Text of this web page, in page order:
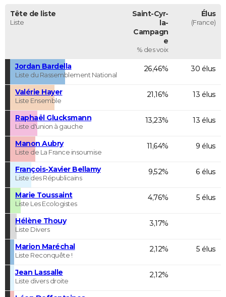
Tête de liste
Liste
Saint-Cyr-
la-
Campagn
e
% des voix
Élus
(France)
Jordan Bardella
Liste du Rassemblement National
26,46% 30 élus
Valérie Hayer
Liste Ensemble
21,16% 13 élus
Raphaël Glucksmann
Liste d'union à gauche
13,23% 13 élus
Manon Aubry
Liste de La France insoumise
11,64% 9 élus
François-Xavier Bellamy
Liste des Républicains
9,52% 6 élus
Marie Toussaint
Liste Les Ecologistes
4,76% 5 élus
Hélène Thouy
Liste Divers
3,17%
Marion Maréchal
Liste Reconquête !
2,12% 5 élus
Jean Lassalle
Liste divers droite
2,12%